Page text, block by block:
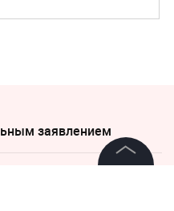
заявлением
взрослым детям